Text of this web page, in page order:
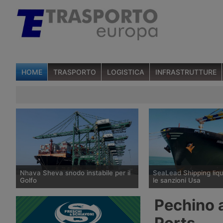
HOME TRASPORTO LOGISTICA INFRASTRUTTURE
Nhava Sheva snodo instabile per il
Golfo
Il porto indiano di Nhava Sheva è
diventato il principale hub di
trasbordo verso il Golfo dopo la crisi
SeaLead Shipping
le sanzioni Usa
Singapore SeaLead
Pechino